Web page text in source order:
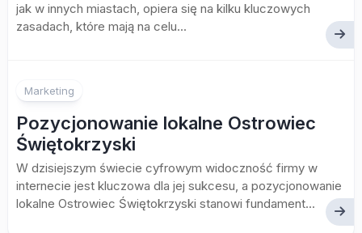
jak w innych miastach, opiera się na kilku kluczowych
zasadach, które mają na celu...
Marketing
Pozycjonowanie lokalne Ostrowiec
Świętokrzyski
W dzisiejszym świecie cyfrowym widoczność firmy w
internecie jest kluczowa dla jej sukcesu, a pozycjonowanie
lokalne Ostrowiec Świętokrzyski stanowi fundament...